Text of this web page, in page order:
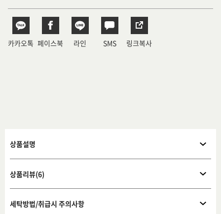
카카오톡 페이스북 라인 SMS 링크복사
상품설명
상품리뷰(6)
세탁방법/취급시 주의사항